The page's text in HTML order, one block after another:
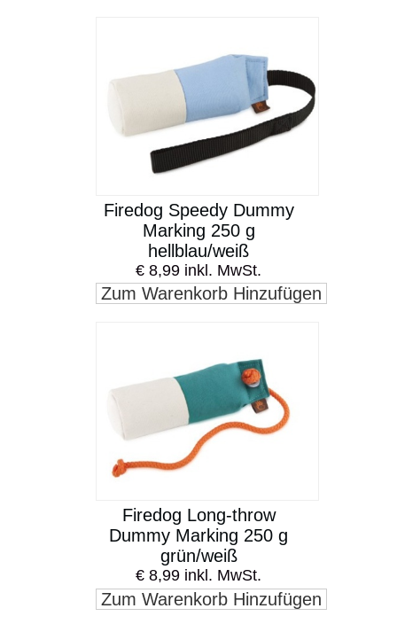
Firedog Speedy Dummy
Marking 250 g
hellblau/weiß
€ 8,99 inkl. MwSt.
Zum Warenkorb Hinzufügen
Firedog Long-throw
Dummy Marking 250 g
grün/weiß
€ 8,99 inkl. MwSt.
Zum Warenkorb Hinzufügen